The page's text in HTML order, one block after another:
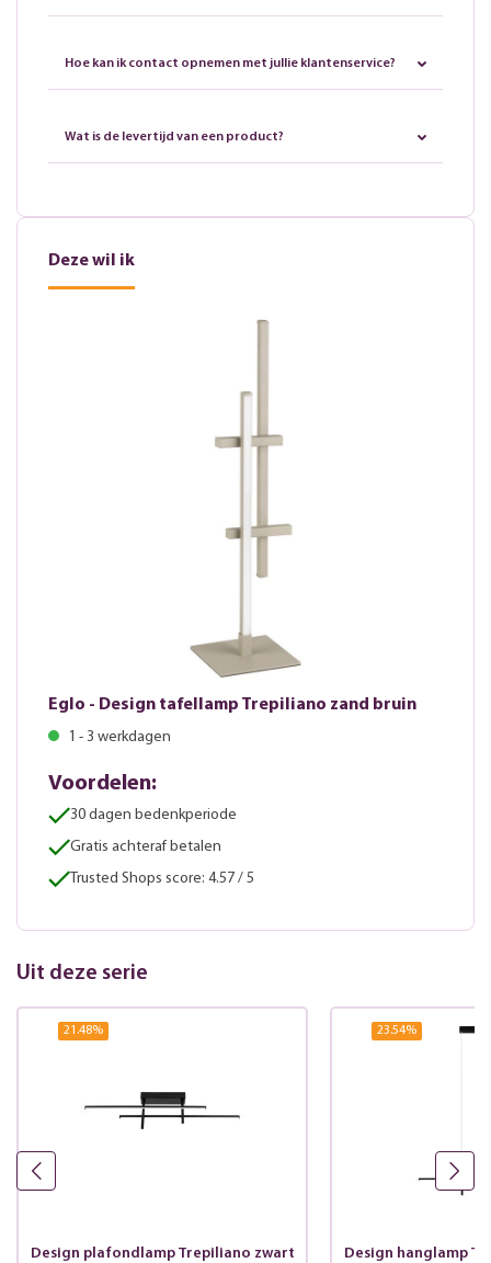
Hoe kan ik contact opnemen met jullie klantenservice?
Wat is de levertijd van een product?
Deze wil ik
Eglo - Design tafellamp Trepiliano zand bruin
1 - 3 werkdagen
Voordelen:
30 dagen bedenkperiode
Gratis achteraf betalen
Trusted Shops score: 4.57 / 5
Uit deze serie
21.48%
Design plafondlamp Trepiliano zwart
23.54%
Design hanglamp